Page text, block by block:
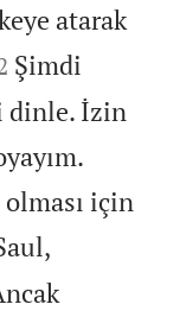
atarak
Şimdi
dinle. İzin
için